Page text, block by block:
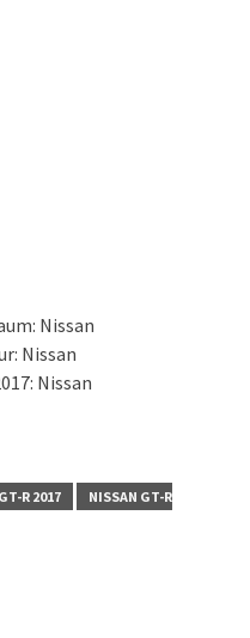
Nissan
Nissan
Nissan
R 2017
NISSAN GT-R